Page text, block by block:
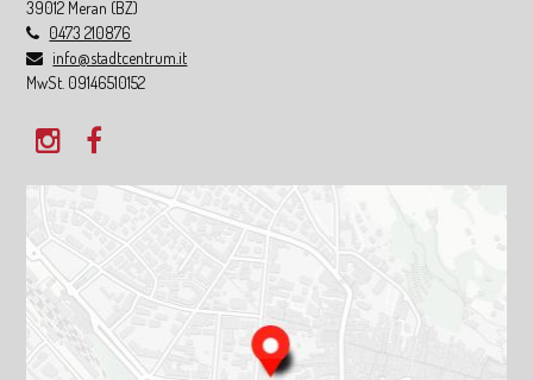
39012 Meran (BZ)
0473 210876
info@stadtcentrum.it
MwSt. 09146510152